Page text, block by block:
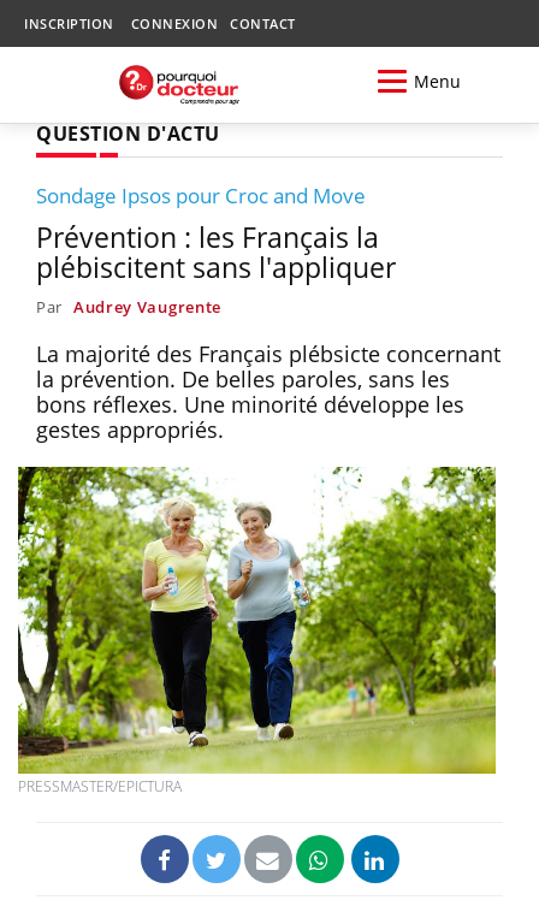
INSCRIPTION CONNEXION CONTACT
Menu
QUESTION D'ACTU
Sondage Ipsos pour Croc and Move
Prévention : les Français la
plébiscitent sans l'appliquer
Par Audrey Vaugrente
La majorité des Français plébsicte concernant
la prévention. De belles paroles, sans les
bons réflexes. Une minorité développe les
gestes appropriés.
PRESSMASTER/EPICTURA